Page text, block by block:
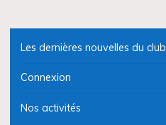
Les dernières nouvelles du club
Connexion
Nos activités